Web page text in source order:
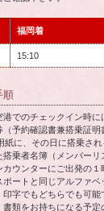
福岡着
15:10
順
でのチェックイン時に
予約確認書兼搭乗証明
に、その日に搭乗さ
乗者名簿（メンバーリ
ウンターにご出発の１
ートと同じアルファベ
字でもどちらでも可能
類をお持ちになる予定